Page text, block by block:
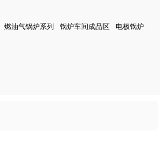
燃油气锅炉系列 锅炉车间成品区 电极锅炉